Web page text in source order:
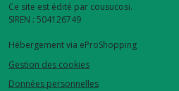
Ce site est édité par cousucosi.
SIREN : 504126749
Hébergement via eProShopping
Gestion des cookies
Données personnelles